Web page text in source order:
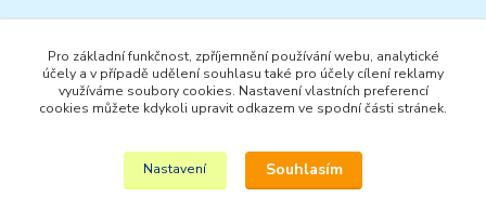
Zboží zařazeno v kategoriích
INTERAKTIVNÍ HRAČKY
ALBI KOUZELNÉ ČTENÍ
Pro základní funkčnost, zpříjemnění používání webu, analytické
účely a v případě udělení souhlasu také pro účely cílení reklamy
využíváme soubory cookies. Nastavení vlastních preferencí
cookies můžete kdykoli upravit odkazem ve spodní části stránek.
Nastavení Souhlasím